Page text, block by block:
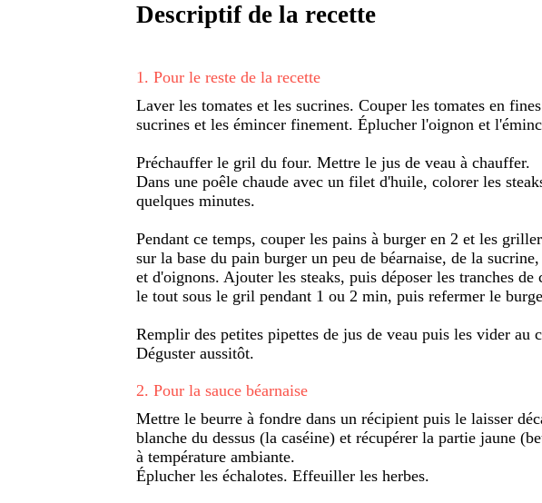
Descriptif de la recette
1 . Pour le reste de la recette
Laver les tomates et les sucrines. Couper les tomates en
sucrines et les émincer finement. Éplucher l'oignon et
Préchauffer le gril du four. Mettre le jus de veau à chauffer.
Dans une poêle chaude avec un filet d'huile, colorer les
quelques minutes.
Pendant ce temps, couper les pains à burger en 2 et les
sur la base du pain burger un peu de béarnaise, de la
et d'oignons. Ajouter les steaks, puis déposer les tranches de
le tout sous le gril pendant 1 ou 2 min, puis refermer le
Remplir des petites pipettes de jus de veau puis les vider au
Déguster aussitôt.
2. Pour la sauce béarnaise
Mettre le beurre à fondre dans un récipient puis le laisser
blanche du dessus (la caséine) et récupérer la partie jaune
à température ambiante.
Éplucher les échalotes. Effeuiller les herbes.